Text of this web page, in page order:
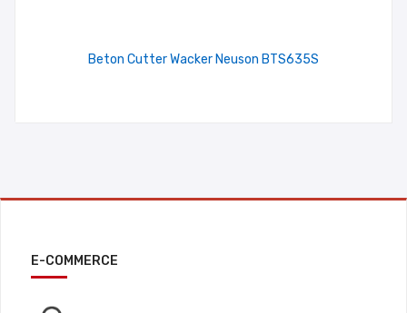
Beton Cutter Wacker Neuson BTS635S
E-COMMERCE